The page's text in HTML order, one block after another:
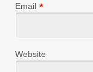
Email *
Website